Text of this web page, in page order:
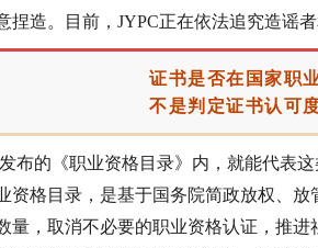
捏造。目前，JYPC正在依法追究造谣者
证书是否在国家职
不是判定证书认可
布的《职业资格目录》内，就能代表
资格目录，是基于国务院简政放权、
量，取消不必要的职业资格认证，推